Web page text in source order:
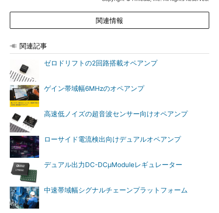
関連情報
関連記事
ゼロドリフトの2回路搭載オペアンプ
ゲイン帯域幅6MHzのオペアンプ
高速低ノイズの超音波センサー向けオペアンプ
ローサイド電流検出向けデュアルオペアンプ
デュアル出力DC-DCμModuleレギュレーター
中速帯域幅シグナルチェーンプラットフォーム